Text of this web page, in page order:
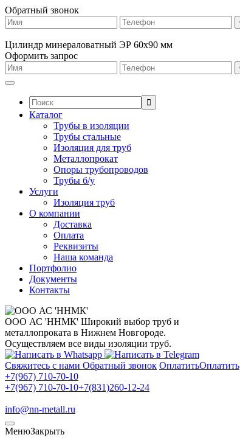
Обратный звонок
Цилиндр минераловатный ЭР 60х90 мм
Оформить запрос
Поиск:
Каталог
Трубы в изоляции
Трубы стальные
Изоляция для труб
Металлопрокат
Опоры трубопроводов
Трубы б/у
Услуги
Изоляция труб
О компании
Доставка
Оплата
Реквизиты
Наша команда
Портфолио
Документы
Контакты
ООО АС 'ННМК' Широкий выбор труб и
металлопроката в Нижнем Новгороде.
Осуществляем все виды изоляции труб.
Свяжитесь с нами Обратный звонок ОплатитьОплатить
+7(967) 710-70-10
+7(967) 710-70-10+7(831)260-12-24
info@nn-metall.ru
МенюЗакрыть